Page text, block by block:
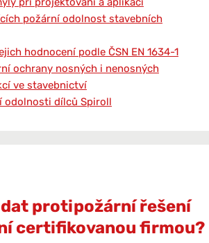
požární odolnost stavebních
hodnocení podle ČSN EN 1634-1
ochrany nosných i nenosných
ve stavebnictví
odolnosti dílců Spiroll
protipožární řešení
certifikovanou firmou?